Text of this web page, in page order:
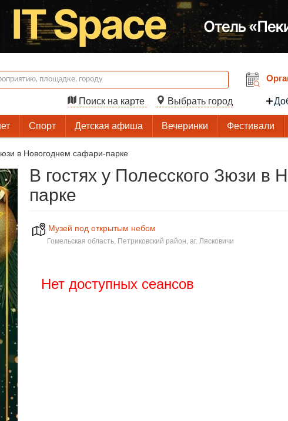
Поиск на карте Выбрать город
Спорт Детская афиша Вечеринки Фестивали
в Новогоднем сафари-парке
В гостях у Полесского Зюзи в
парке
Музей под открытым небом
Гомельская область, Петриковский район, аг. Лясковичи
Нет доступных сеансов